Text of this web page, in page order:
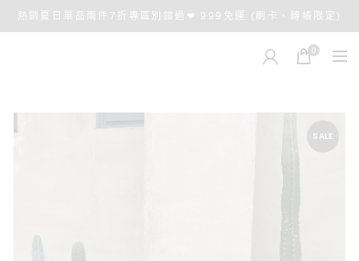
熱銷夏日單品兩件7折專區別錯過❤ 999免運 (刷卡、轉帳限定)
0
SALE